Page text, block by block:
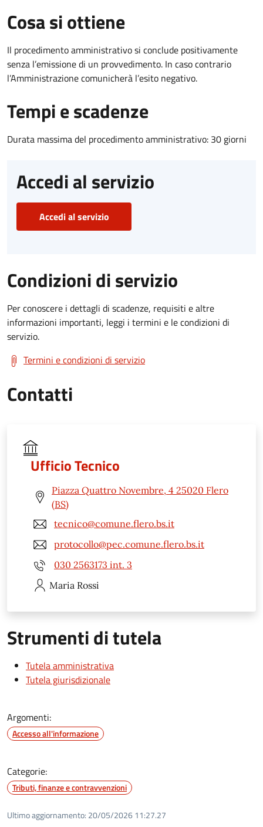
Cosa si ottiene
Il procedimento amministrativo si conclude positivamente
senza l’emissione di un provvedimento. In caso contrario
l’Amministrazione comunicherà l’esito negativo.
Tempi e scadenze
Durata massima del procedimento amministrativo: 30 giorni
Accedi al servizio
Accedi al servizio
Condizioni di servizio
Per conoscere i dettagli di scadenze, requisiti e altre
informazioni importanti, leggi i termini e le condizioni di
servizio.
Termini e condizioni di servizio
Contatti
Ufficio Tecnico
Piazza Quattro Novembre, 4 25020 Flero
(BS)
tecnico@comune.flero.bs.it
protocollo@pec.comune.flero.bs.it
030 2563173 int. 3
Maria Rossi
Strumenti di tutela
Tutela amministrativa
Tutela giurisdizionale
Argomenti:
Accesso all'informazione
Categorie:
Tributi, finanze e contravvenzioni
Ultimo aggiornamento: 20/05/2026 11:27.27